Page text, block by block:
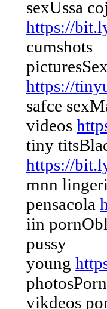
sexUssa
https://
cumshots
https://
safce
videos
tiny
https://
mnn
pensacola
iin
pussy
young
vikdeos